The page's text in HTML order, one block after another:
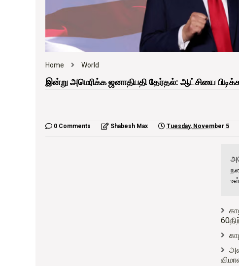
Home World
இன்று அமெரிக்க ஜனாதிபதி தேர்தல்: ஆட்சியை
0 Comments Shabesh Max Tuesday, November 5